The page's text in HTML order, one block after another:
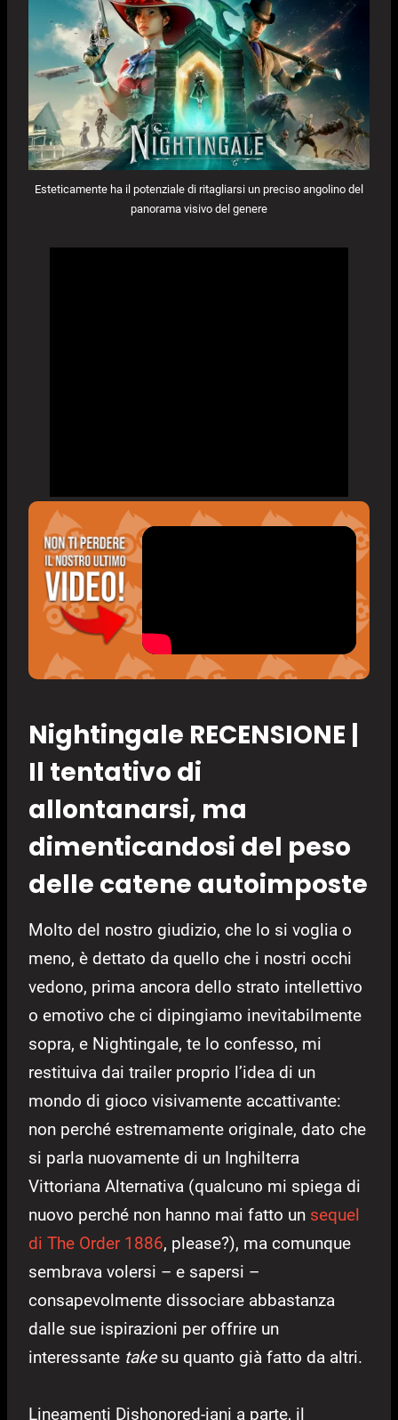
Esteticamente ha il potenziale di ritagliarsi un preciso angolino del
panorama visivo del genere
Nightingale RECENSIONE |
Il tentativo di
allontanarsi, ma
dimenticandosi del peso
delle catene autoimposte
Molto del nostro giudizio, che lo si voglia o
meno, è dettato da quello che i nostri occhi
vedono, prima ancora dello strato intellettivo
o emotivo che ci dipingiamo inevitabilmente
sopra, e Nightingale, te lo confesso, mi
restituiva dai trailer proprio l’idea di un
mondo di gioco visivamente accattivante:
non perché estremamente originale, dato che
si parla nuovamente di un Inghilterra
Vittoriana Alternativa (qualcuno mi spiega di
nuovo perché non hanno mai fatto un sequel
di The Order 1886, please?), ma comunque
sembrava volersi – e sapersi –
consapevolmente dissociare abbastanza
dalle sue ispirazioni per offrire un
interessante take su quanto già fatto da altri.
Lineamenti Dishonored-iani a parte, il